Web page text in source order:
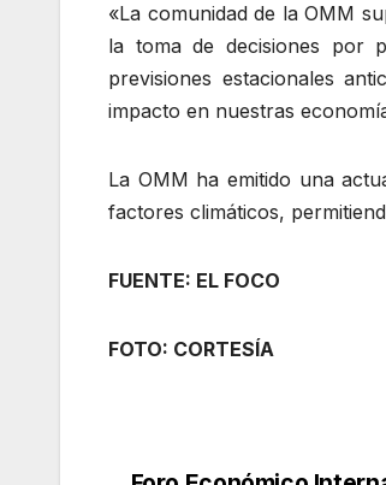
«La comunidad de la OMM
la toma de decisiones por
previsiones estacionales
impacto en nuestras
La OMM ha emitido una
factores climáticos,
FUENTE: EL FOCO
FOTO: CORTESÍA